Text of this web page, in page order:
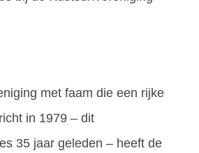
met faam die een rijke
in 1979 – dit
35 jaar geleden – heeft de